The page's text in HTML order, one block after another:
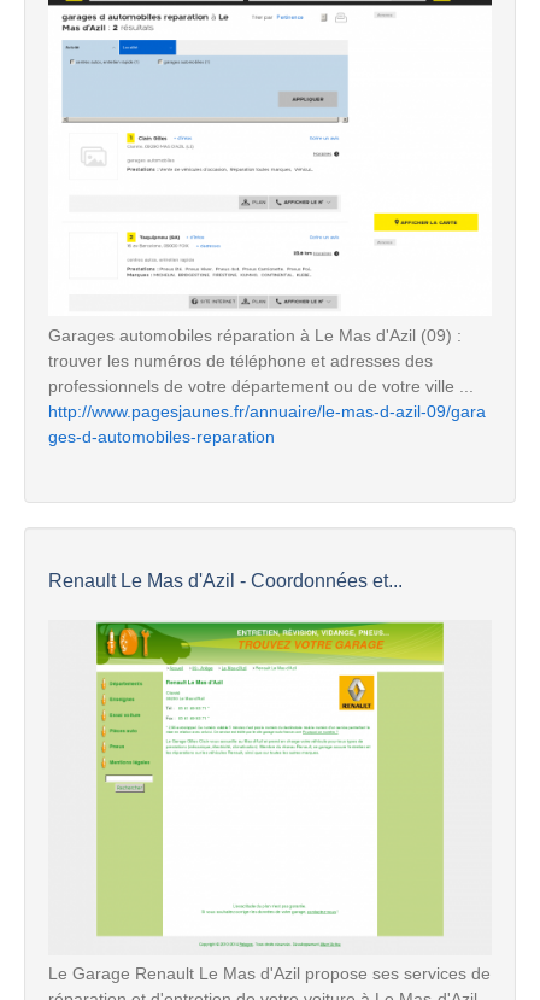
Garages automobiles réparation à Le Mas d'Azil (09) :
trouver les numéros de téléphone et adresses des
professionnels de votre département ou de votre ville ...
http://www.pagesjaunes.fr/annuaire/le-mas-d-azil-09/gara
ges-d-automobiles-reparation
Renault Le Mas d'Azil - Coordonnées et...
Le Garage Renault Le Mas d'Azil propose ses services de